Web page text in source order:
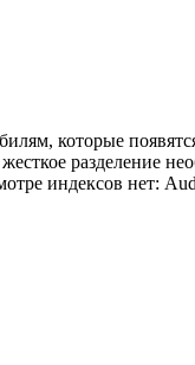
которые
разделение
индексов нет: